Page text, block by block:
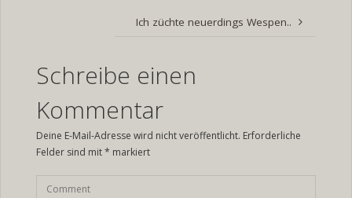
Ich züchte neuerdings Wespen..
Schreibe einen
Kommentar
Deine E-Mail-Adresse wird nicht veröffentlicht. Erforderliche
Felder sind mit* markiert